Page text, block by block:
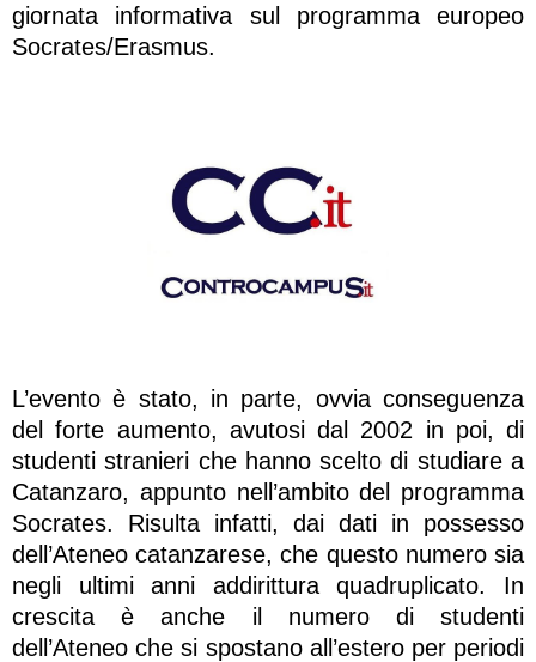
giornata informativa sul programma europeo
Socrates/Erasmus.
L’evento è stato, in parte, ovvia conseguenza
del forte aumento, avutosi dal 2002 in poi, di
studenti stranieri che hanno scelto di studiare a
Catanzaro, appunto nell’ambito del programma
Socrates. Risulta infatti, dai dati in possesso
dell’Ateneo catanzarese, che questo numero sia
negli ultimi anni addirittura quadruplicato. In
crescita è anche il numero di studenti
dell’Ateneo che si spostano all’estero per periodi